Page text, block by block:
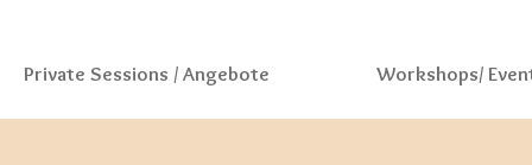
Private Sessions / Angebote Workshops/